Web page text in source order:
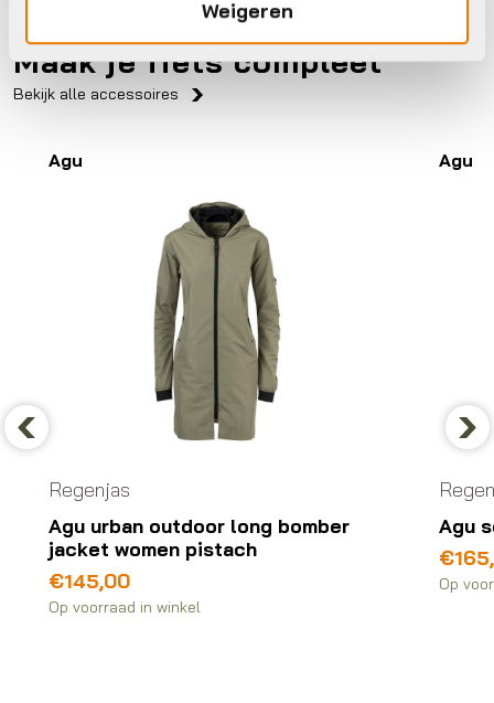
Weigeren
Maak je fiets compleet
Bekijk alle accessoires
Previous
Agu
Regenjas
Agu urban outdoor long bomber
jacket women pistach
€145,00
Op voorraad in winkel
Agu
Agu
€
Op